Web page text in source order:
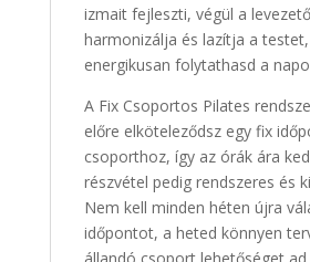
izmait fejleszti, végül a
harmonizálja és lazítja a
energikusan folytathasd a
A Fix Csoportos Pilates
előre elköteleződsz egy fix
csoporthoz, így az órák ára
részvétel pedig rendszeres és
Nem kell minden héten újra
időpontot, a heted könnyen